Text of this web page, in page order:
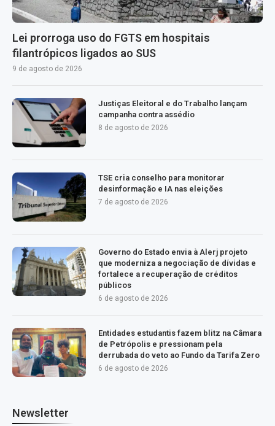
Lei prorroga uso do FGTS em hospitais
filantrópicos ligados ao SUS
9 de agosto de 2026
Justiças Eleitoral e do Trabalho lançam
campanha contra assédio
8 de agosto de 2026
TSE cria conselho para monitorar
desinformação e IA nas eleições
7 de agosto de 2026
Governo do Estado envia à Alerj projeto
que moderniza a negociação de dívidas e
fortalece a recuperação de créditos
públicos
6 de agosto de 2026
Entidades estudantis fazem blitz na Câmara
de Petrópolis e pressionam pela
derrubada do veto ao Fundo da Tarifa Zero
6 de agosto de 2026
Newsletter